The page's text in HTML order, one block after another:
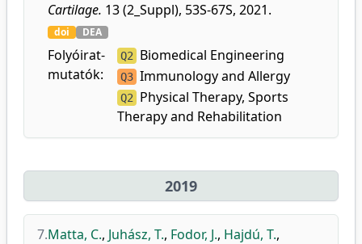
Cartilage. 13 (2_Suppl), 53S-67S, 2021.
doi DEA
Folyóirat-
mutatók:
Q2 Biomedical Engineering
Q3 Immunology and Allergy
Q2 Physical Therapy, Sports
Therapy and Rehabilitation
2019
7.Matta, C., Juhász, T., Fodor, J., Hajdú, T.,